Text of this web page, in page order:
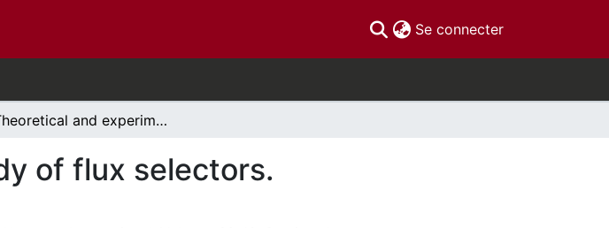
Se connecter(current)
Theoretical and experimental study of flux selectors.
of flux selectors.